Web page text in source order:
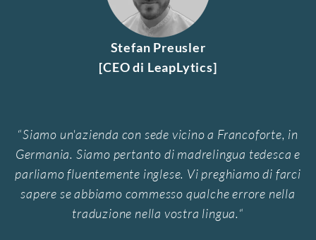
Stefan Preusler
[CEO di LeapLytics]
“Siamo un'azienda con sede vicino a Francoforte, in
Germania. Siamo pertanto di madrelingua tedesca e
parliamo fluentemente inglese. Vi preghiamo di farci
sapere se abbiamo commesso qualche errore nella
traduzione nella vostra lingua.“